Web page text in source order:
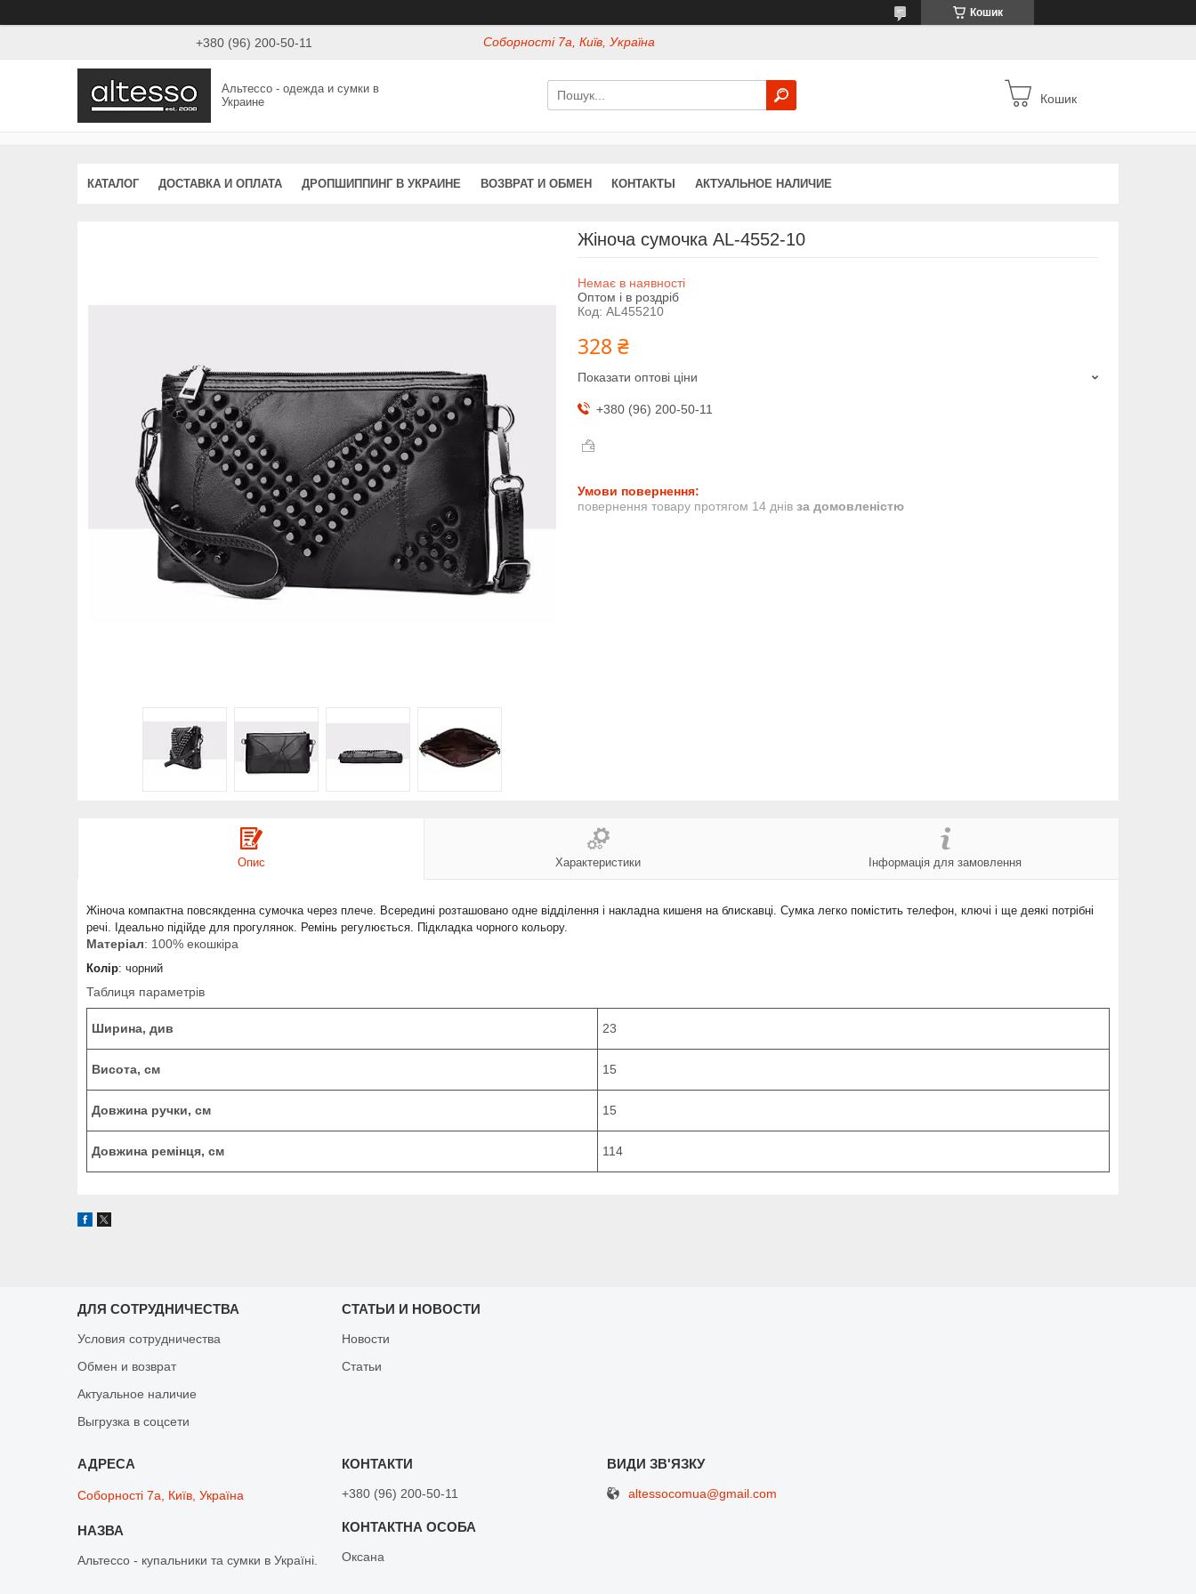
Кошик
+380 (96) 200-50-11 Соборності 7а, Київ, Україна
Альтессо - одежда и сумки в
Украине
Кошик
КАТАЛОГ ДОСТАВКА И ОПЛАТА ДРОПШИППИНГ В УКРАИНЕ ВОЗВРАТ И ОБМЕН КОНТАКТЫ АКТУАЛЬНОЕ НАЛИЧИЕ
Жіноча сумочка AL-4552-10
Немає в наявності
Оптом і в роздріб
Код: AL455210
328 ₴
Показати оптові ціни
+380 (96) 200-50-11
повернення товару протягом 14 днів за домовленістю
Опис Характеристики Інформація для замовлення
Жіноча компактна повсякденна сумочка через плече. Всередині розташовано одне відділення і накладна кишеня на блискавці. Сумка легко помістить телефон, ключі і ще деякі потрібні
речі. Ідеально підійде для прогулянок. Ремінь регулюється. Підкладка чорного кольору.
Матеріал: 100% екошкіра
Колір: чорний
Таблиця параметрів
Ширина, див 23
Висота, см 15
Довжина ручки, см 15
Довжина ремінця, см 114
ДЛЯ СОТРУДНИЧЕСТВА
Условия сотрудничества
Обмен и возврат
Актуальное наличие
Выгрузка в соцсети
СТАТЬИ И НОВОСТИ
Новости
Статьи
Соборності 7а, Київ, Україна
Альтессо - купальники та сумки в Україні.
+380 (96) 200-50-11
Оксана
altessocomua@gmail.com